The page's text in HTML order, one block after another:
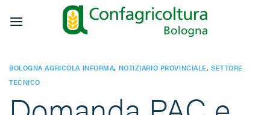
BOLOGNA AGRICOLA INFORMA, NOTIZIARIO PROVINCIALE,SETTORE
TECNICO